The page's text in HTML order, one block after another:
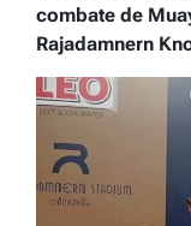
combate de
Rajadamnern